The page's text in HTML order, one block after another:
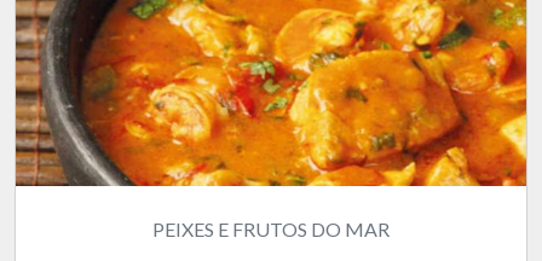
PEIXES E FRUTOS DO MAR